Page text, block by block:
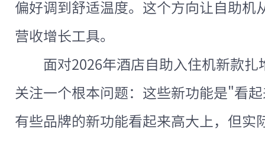
偏好调到舒适温度。这个方向让自助机
营收增长工具。
面对2026年酒店自助入住机新款
关注一个根本问题：这些新功能是"看
有些品牌的新功能看起来高大上，但实